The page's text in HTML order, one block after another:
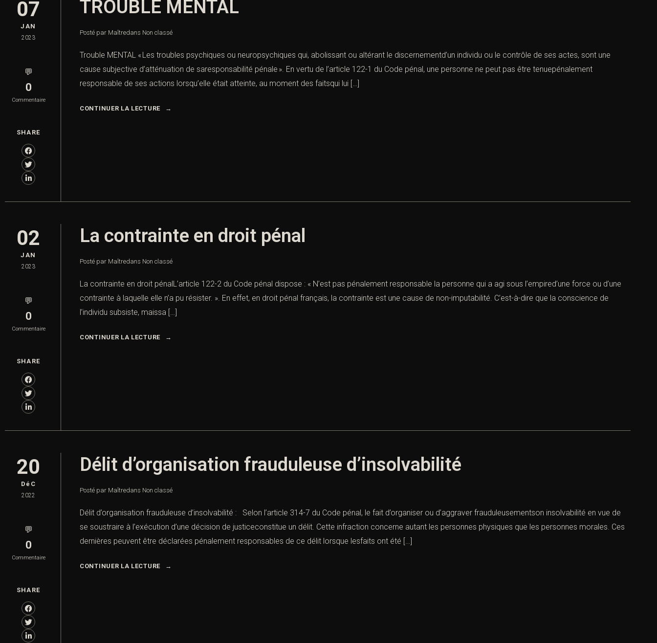
07
JAN
2023
💬
0
Commentaire
SHARE
TROUBLE MENTAL
Posté par Maîtredans Non classé
Trouble MENTAL « Les troubles psychiques ou neuropsychiques qui, abolissant ou altérant le discernementd’un individu ou le contrôle de ses actes, sont une
cause subjective d’atténuation de saresponsabilité pénale ». En vertu de l’article 122-1 du Code pénal, une personne ne peut pas être tenuepénalement
responsable de ses actions lorsqu’elle était atteinte, au moment des faitsqui lui […]
CONTINUER LA LECTURE
02
JAN
2023
💬
0
Commentaire
SHARE
La contrainte en droit pénal
Posté par Maîtredans Non classé
La contrainte en droit pénalL’article 122-2 du Code pénal dispose : « N’est pas pénalement responsable la personne qui a agi sous l’empired’une force ou d’une
contrainte à laquelle elle n’a pu résister. ». En effet, en droit pénal français, la contrainte est une cause de non-imputabilité. C’est-à-dire que la conscience de
l’individu subsiste, maissa […]
CONTINUER LA LECTURE
20
DéC
2022
💬
0
Commentaire
SHARE
Délit d’organisation frauduleuse d’insolvabilité
Posté par Maîtredans Non classé
Délit d’organisation frauduleuse d’insolvabilité : Selon l’article 314-7 du Code pénal, le fait d’organiser ou d’aggraver frauduleusementson insolvabilité en vue de
se soustraire à l’exécution d’une décision de justiceconstitue un délit. Cette infraction concerne autant les personnes physiques que les personnes morales. Ces
dernières peuvent être déclarées pénalement responsables de ce délit lorsque lesfaits ont été […]
CONTINUER LA LECTURE
Combien font